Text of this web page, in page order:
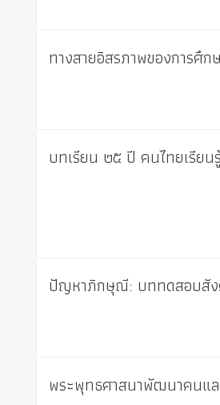
ทางสายอิสรภาพของการศึก
บทเรียน ๒๕ ปี คนไทยเรียน
ปัญหาภิกษุณี: บททดสอบสัง
พระพุทธศาสนาพัฒนาคนแ